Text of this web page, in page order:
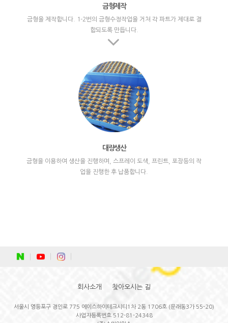
금형제작
금형을 제작합니다. 1-2번의 금형수정작업을 거쳐 각 파트가 제대로 결
합되도록 만듭니다.
대량생산
금형을 이용하여 생산을 진행하며, 스프레이 도색, 프린트, 포장등의 작
업을 진행한 후 납품합니다.
회사소개 찾아오시는 길
서울시 영등포구 경인로 775 에이스하이테크시티1차 2동 1706호 (문래동3가 55-20)
사업자등록번호 512-81-24348